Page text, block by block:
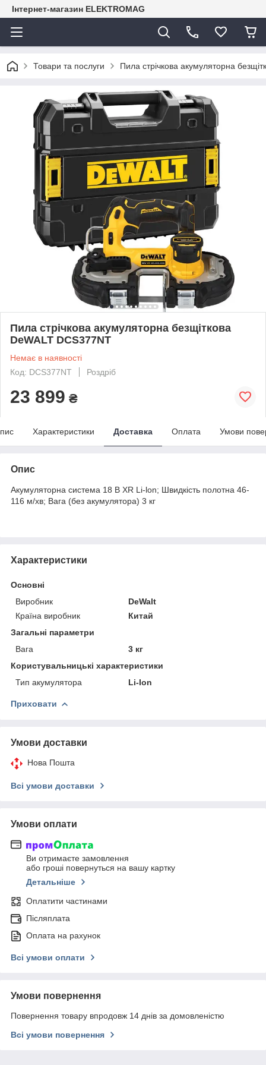
Інтернет-магазин ELEKTROMAG
Товари та послуги Пила стрічкова акумуляторна
Пила стрічкова акумуляторна безщіткова
DeWALT DCS377NT
Немає в наявності
Код: DCS377NT
Роздріб
23 899 ₴
Характеристики Доставка Оплата Умови
Опис
Акумуляторна система 18 В XR Li-lon; Швидкість полотна 46-
116 м/хв; Вага (без акумулятора) 3 кг
Характеристики
Основні
Виробник
DeWalt
Країна виробник
Китай
Загальні параметри
Вага
3 кг
Користувальницькі характеристики
Тип акумулятора
Li-Ion
Приховати
Умови доставки
Нова Пошта
Всі умови доставки
Умови оплати
Ви отримаєте замовлення
або гроші повернуться на вашу картку
Детальніше
Оплатити частинами
Післяплата
Оплата на рахунок
Всі умови оплати
Умови повернення
Повернення товару впродовж 14 днів за домовленістю
Всі умови повернення